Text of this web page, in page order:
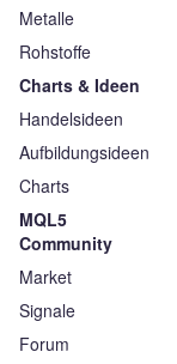
Metalle
Rohstoffe
Charts & Ideen
Handelsideen
Aufbildungsideen
Charts
MQL5
Community
Market
Signale
Forum